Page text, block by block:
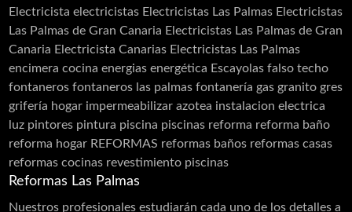
Acero Cortén
Bandejas Acero Inoxidable
Barandillas
Carpintería de Aluminio
Cancelas
Carpintería PVC
Láminas PVC Interior y Exterior
Electricista electricistas Electricistas Las Palmas Electricistas
Las Palmas de Gran Canaria Electricistas Las Palmas de Gran
Canaria Electricista Canarias Electricistas Las Palmas
encimera cocina energias energética Escayolas falso techo
fontaneros fontaneros las palmas fontanería gas granito gres
grifería hogar impermeabilizar azotea instalacion electrica
luz pintores pintura piscina piscinas reforma reforma baño
reforma hogar REFORMAS reformas baños reformas casas
reformas cocinas revestimiento piscinas
Reformas Las Palmas
Nuestros profesionales estudiarán cada uno de los detalles a